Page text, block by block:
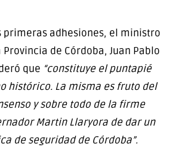
primeras adhesiones, el ministro
de Córdoba, Juan Pablo
que “constituye el puntapié
histórico. La misma es fruto del
y sobre todo de la firme
Martin Llaryora de dar un
de seguridad de Córdoba”.